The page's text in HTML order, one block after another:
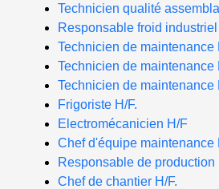
Technicien qualité
Responsable froid industriel
Technicien de maintenance
Technicien de maintenance
Technicien de maintenance
Frigoriste H/F.
Electromécanicien H/F
Chef d'équipe maintenance
Responsable de production
Chef de chantier H/F.